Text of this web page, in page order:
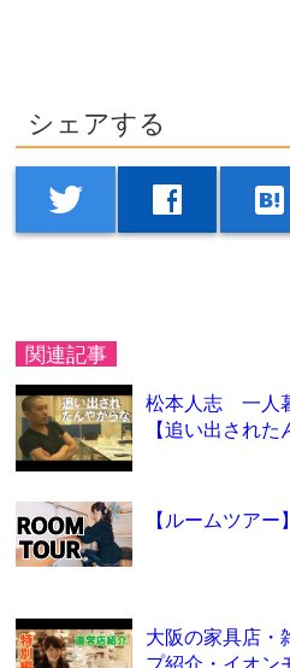
シェアする
twitter facebook hatenabookmark
関連記事
松本人志 一人
【追い出された
【ルームツア
大阪の家具店・
プ紹介・イオン